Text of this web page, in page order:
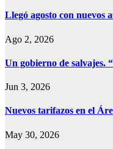
Llegó agosto con nuevos
Ago 2, 2026
Un gobierno de salvajes.
Jun 3, 2026
Nuevos tarifazos en el
May 30, 2026